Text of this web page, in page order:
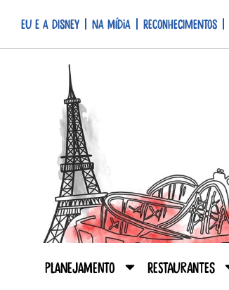
Eu e a Disney Na mídia Reconhecimentos
Planejamento Restaurantes